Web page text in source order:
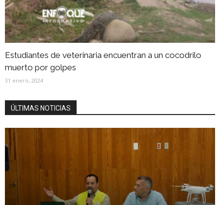
Estudiantes de veterinaria encuentran a un cocodrilo
muerto por golpes
31 enero, 2024
ÚLTIMAS NOTICIAS